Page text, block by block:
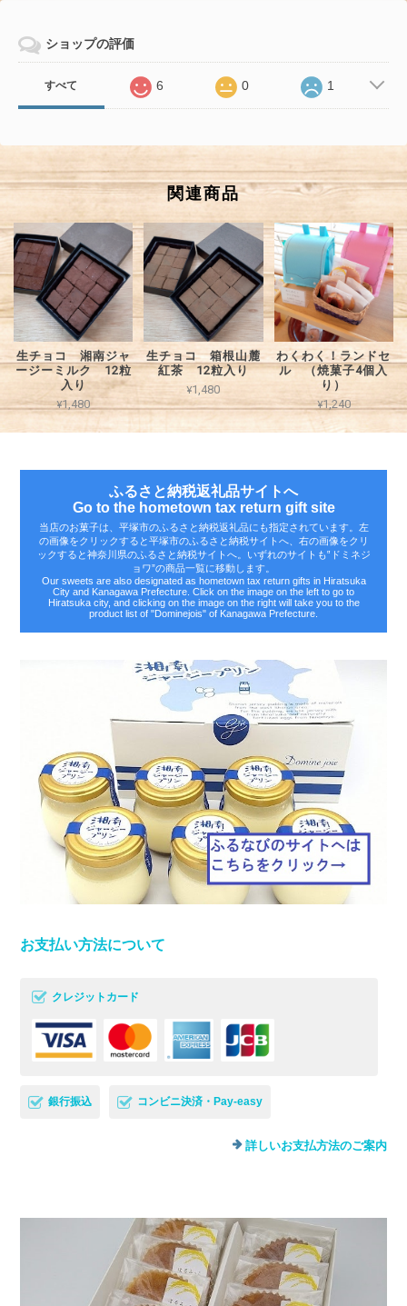
ショップの評価
すべて 6 0 1
関連商品
生チョコ 湘南ジャ
ージーミルク 12粒
入り
¥1,480
生チョコ 箱根山麓
紅茶 12粒入り
¥1,480
わくわく！ランドセ
ル （焼菓子4個入
り）
¥1,240
ふるさと納税返礼品サイトへ
Go to the hometown tax return gift site
当店のお菓子は、平塚市のふるさと納税返礼品にも指定されています。左
の画像をクリックすると平塚市のふるさと納税サイトへ、右の画像をクリ
ックすると神奈川県のふるさと納税サイトへ。いずれのサイトも‟ドミネジ
ョワ”の商品一覧に移動します。
Our sweets are also designated as hometown tax return gifts in Hiratsuka
City and Kanagawa Prefecture. Click on the image on the left to go to
Hiratsuka city, and clicking on the image on the right will take you to the
product list of "Dominejois" of Kanagawa Prefecture.
お支払い方法について
クレジットカード
銀行振込 コンビニ決済・Pay-easy
詳しいお支払方法のご案内